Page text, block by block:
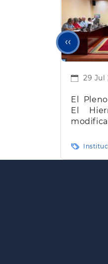
29 Jul
El
El
euros
Paginación
Página
anterior
‹‹